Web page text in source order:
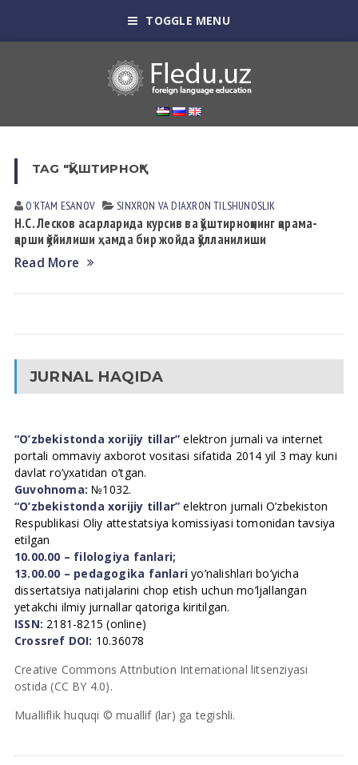
TOGGLE MENU
TAG "ҚЎШТИРНОҚ"
OʼKTAM ESАNOV SINXRON VА DIАXRON TILSHUNOSLIK
Н.С. Лесков асарларида курсив ва қўштирноқнинг қарама-
қарши қўйилиши ҳамда бир жойда қўлланилиши
Read More
JURNAL HAQIDA
“O’zbekistonda xorijiy tillar” elektron jurnali va internet
portali ommaviy axborot vositasi sifatida 2014 yil 3 may kuni
davlat ro’yxatidan o’tgan.
Guvohnoma: №1032.
“O’zbekistonda xorijiy tillar” elektron jurnali O’zbekiston
Respublikasi Oliy attestatsiya komissiyasi tomonidan tavsiya
etilgan
10.00.00 – filologiya fanlari;
13.00.00 – pedagogika fanlari yo’nalishlari bo’yicha
dissertatsiya natijalarini chop etish uchun mo’ljallangan
yetakchi ilmiy jurnallar qatoriga kiritilgan.
ISSN: 2181-8215 (online)
Crossref DOI: 10.36078
Creative Commons Attribution International litsenziyasi
ostida (CC BY 4.0).
Mualliflik huquqi © muallif (lar) ga tegishli.